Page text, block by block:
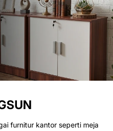
furnitur kantor seperti meja